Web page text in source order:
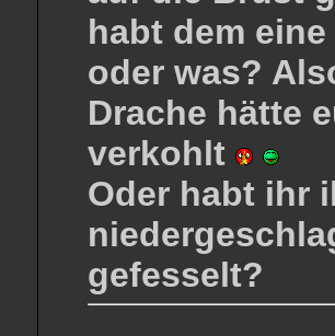
habt dem
oder was?
Drache hätte
verkohlt
Oder habt ihr
gefesselt?